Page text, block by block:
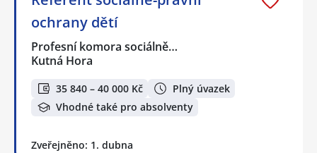
ochrany dětí
Profesní komora sociálně…
Kutná Hora
35 840 – 40 000 Kč
Plný úvazek
Vhodné také pro absolventy
Zveřejněno: 1. dubna